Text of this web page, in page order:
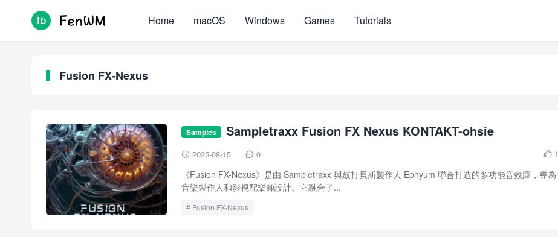
Home macOS Windows Games Tutorials
Fusion FX-Nexus
Samples Sampletraxx Fusion FX Nexus KONTAKT-ohsie
 2025-08-15  0  1
《Fusion FX-Nexus》是由 Sampletraxx 與鼓打貝斯製作人 Ephyum 聯合打造的多功能音效庫，專為
音樂製作人和影視配樂師設計。它融合了...
Fusion FX-Nexus